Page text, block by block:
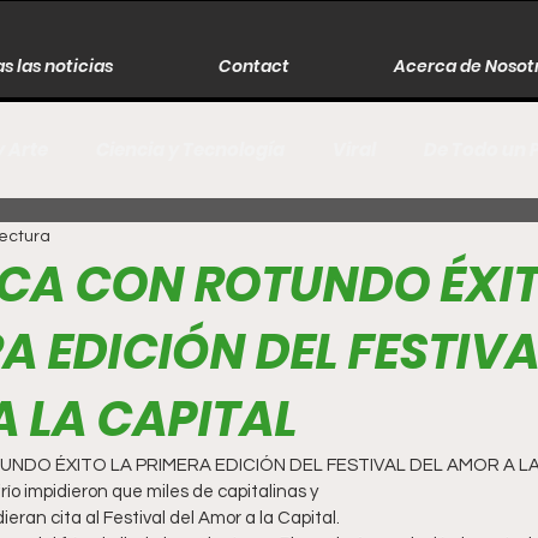
las noticias Contact Acerca de
Literatura Internacional Moda Cine
Espectáculos Economía
CON ROTUNDO
EDICIÓN DEL
LA CAPITAL
ÉXITO LA PRIMERA EDICIÓN DEL FESTIVAL DEL AMOR A
frío impidieron que miles de capitalinas y
se dieran cita al Festival del Amor a la Capital.